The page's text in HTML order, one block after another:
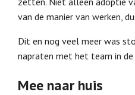
van de manier van werken,
Dit en nog veel meer was
napraten met het team in de
Mee naar huis